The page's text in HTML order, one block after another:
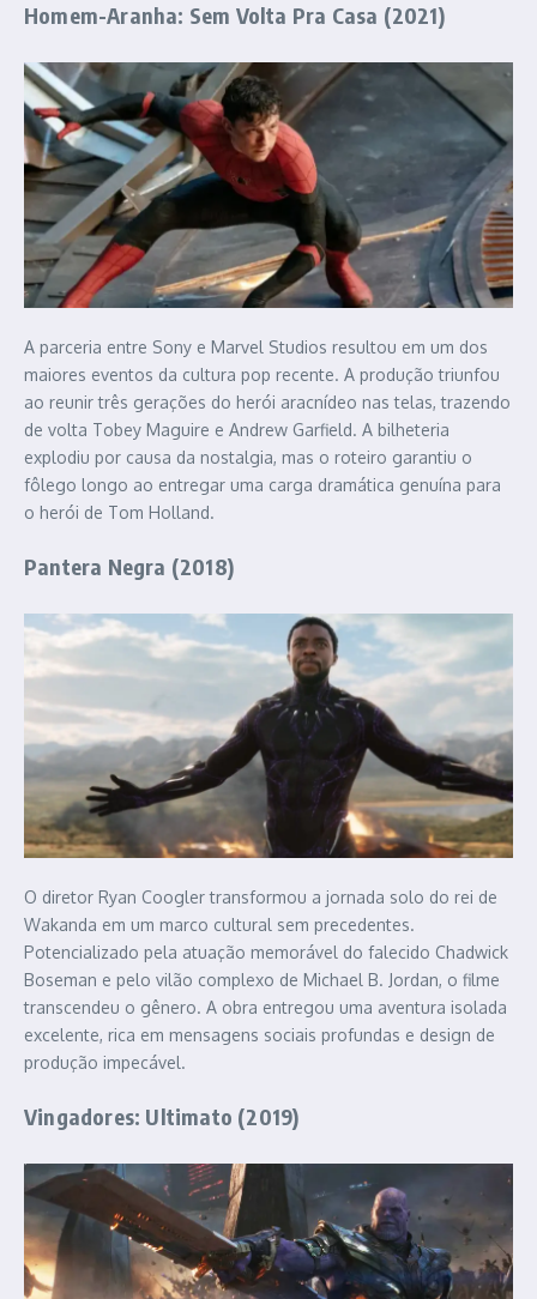
Homem-Aranha: Sem Volta Pra Casa (2021)
A parceria entre Sony e Marvel Studios resultou em um dos
maiores eventos da cultura pop recente. A produção triunfou
ao reunir três gerações do herói aracnídeo nas telas, trazendo
de volta Tobey Maguire e Andrew Garfield. A bilheteria
explodiu por causa da nostalgia, mas o roteiro garantiu o
fôlego longo ao entregar uma carga dramática genuína para
o herói de Tom Holland.
Pantera Negra (2018)
O diretor Ryan Coogler transformou a jornada solo do rei de
Wakanda em um marco cultural sem precedentes.
Potencializado pela atuação memorável do falecido Chadwick
Boseman e pelo vilão complexo de Michael B. Jordan, o filme
transcendeu o gênero. A obra entregou uma aventura isolada
excelente, rica em mensagens sociais profundas e design de
produção impecável.
Vingadores: Ultimato (2019)